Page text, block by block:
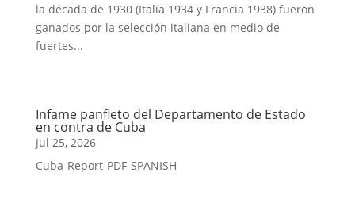
la década de 1930 (Italia 1934 y Francia 1938) fueron
ganados por la selección italiana en medio de
fuertes...
Infame panfleto del Departamento de Estado
en contra de Cuba
Jul 25, 2026
Cuba-Report-PDF-SPANISH